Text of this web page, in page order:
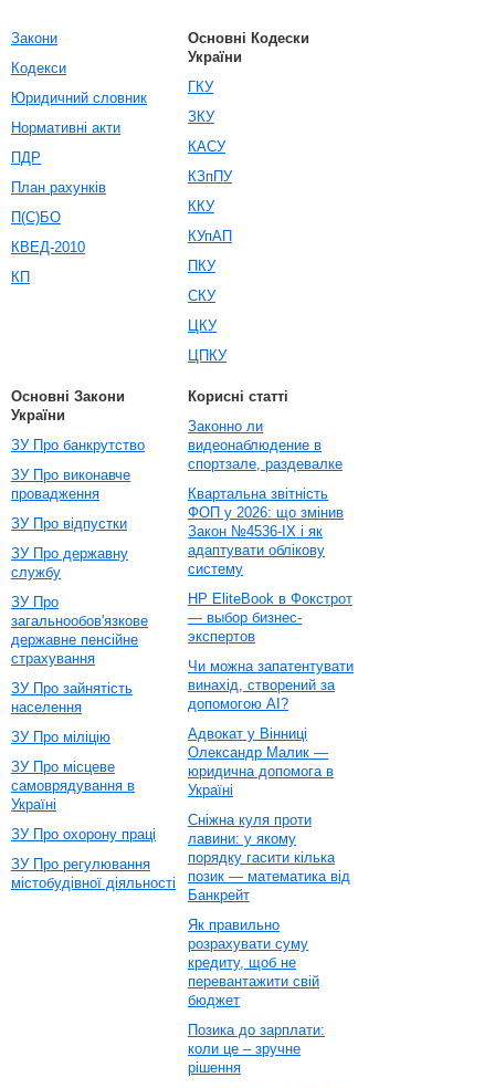
Закони
Кодекси
Юридичний словник
Нормативні акти
ПДР
План рахунків
П(С)БО
КВЕД-2010
КП
Основні Кодески
України
ГКУ
ЗКУ
КАСУ
КЗпПУ
ККУ
КУпАП
ПКУ
СКУ
ЦКУ
ЦПКУ
Основні Закони
України
ЗУ Про банкрутство
ЗУ Про виконавче
провадження
ЗУ Про відпустки
ЗУ Про державну
службу
ЗУ Про
загальнообов'язкове
державне пенсійне
страхування
ЗУ Про зайнятість
населення
ЗУ Про міліцію
ЗУ Про місцеве
самоврядування в
Україні
ЗУ Про охорону праці
ЗУ Про регулювання
містобудівної діяльності
Корисні статті
Законно ли
видеонаблюдение в
спортзале, раздевалке
Квартальна звітність
ФОП у 2026: що змінив
Закон №4536-IX і як
адаптувати облікову
систему
HP EliteBook в Фокстрот
— выбор бизнес-
экспертов
Чи можна запатентувати
винахід, створений за
допомогою AI?
Адвокат у Вінниці
Олександр Малик —
юридична допомога в
Україні
Сніжна куля проти
лавини: у якому
порядку гасити кілька
позик — математика від
Банкрейт
Як правильно
розрахувати суму
кредиту, щоб не
перевантажити свій
бюджет
Позика до зарплати:
коли це – зручне
рішення